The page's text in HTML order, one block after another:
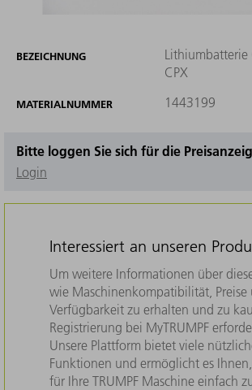
BEZEICHNUNG
Lithiumbatterie
CPX
MATERIALNUMMER 1443199
Bitte loggen Sie sich für die
Login
Interessiert an unseren
Um weitere Informationen über
wie Maschinenkompatibilität, Preise
Verfügbarkeit zu erhalten und zu
Registrierung bei MyTRUMPF
Unsere Plattform bietet viele
Funktionen und ermöglicht es
für Ihre TRUMPF Maschine einfach